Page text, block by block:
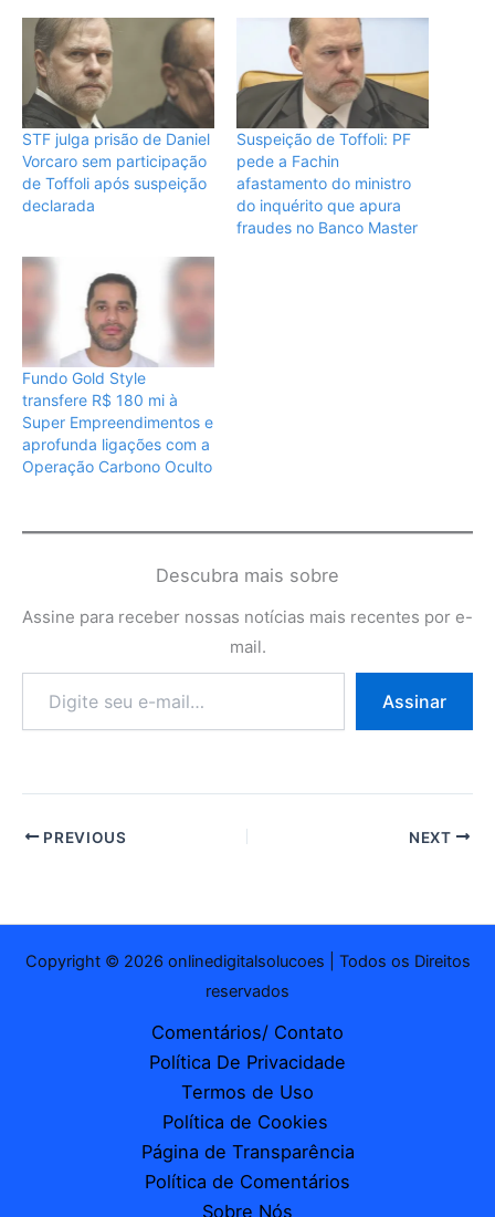
STF julga prisão de Daniel
Vorcaro sem participação
de Toffoli após suspeição
declarada
Suspeição de Toffoli: PF
pede a Fachin
afastamento do ministro
do inquérito que apura
fraudes no Banco Master
Fundo Gold Style
transfere R$ 180 mi à
Super Empreendimentos e
aprofunda ligações com a
Operação Carbono Oculto
Descubra mais sobre
Assine para receber nossas notícias mais recentes por e-
mail.
e-
Assinar
PREVIOUS NEXT
Copyright © 2026 onlinedigitalsolucoes | Todos os Direitos
reservados
Comentários/ Contato
Política De Privacidade
Termos de Uso
Política de Cookies
Página de Transparência
Política de Comentários
Sobre Nós